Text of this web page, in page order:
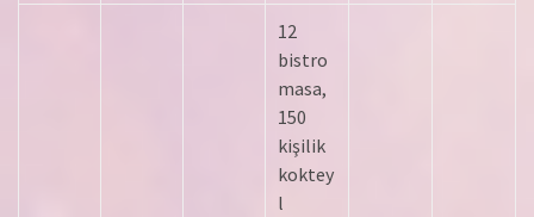
12
bistro
masa,
150
kişilik
koktey
l